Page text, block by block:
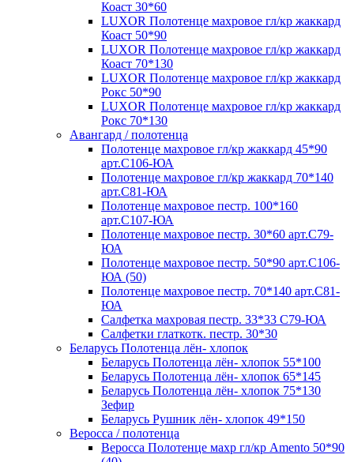
Коаст 30*60
LUXOR Полотенце махровое гл/кр жаккард
Коаст 50*90
LUXOR Полотенце махровое гл/кр жаккард
Коаст 70*130
LUXOR Полотенце махровое гл/кр жаккард
Рокс 50*90
LUXOR Полотенце махровое гл/кр жаккард
Рокс 70*130
Авангард / полотенца
Полотенце махровое гл/кр жаккард 45*90
арт.С106-ЮА
Полотенце махровое гл/кр жаккард 70*140
арт.С81-ЮА
Полотенце махровое пестр. 100*160
арт.С107-ЮА
Полотенце махровое пестр. 30*60 арт.С79-
ЮА
Полотенце махровое пестр. 50*90 арт.С106-
ЮА (50)
Полотенце махровое пестр. 70*140 арт.С81-
ЮА
Салфетка махровая пестр. 33*33 С79-ЮА
Салфетки глаткотк. пестр. 30*30
Беларусь Полотенца лён- хлопок
Беларусь Полотенца лён- хлопок 55*100
Беларусь Полотенца лён- хлопок 65*145
Беларусь Полотенца лён- хлопок 75*130
Зефир
Беларусь Рушник лён- хлопок 49*150
Веросса / полотенца
Веросса Полотенце махр гл/кр Amento 50*90